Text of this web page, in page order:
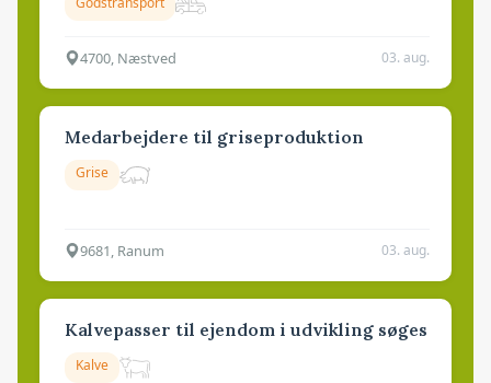
4700, Næstved 03. aug.
Medarbejdere til griseproduktion
Grise
9681, Ranum 03. aug.
Kalvepasser til ejendom i udvikling søges
Kalve